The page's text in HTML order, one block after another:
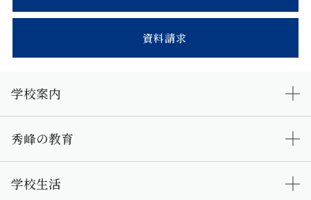
資料請求
学校案内
秀峰の教育
学校生活